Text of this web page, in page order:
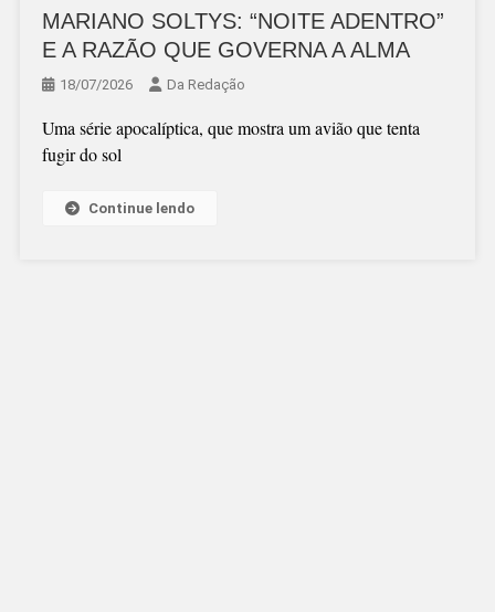
MARIANO SOLTYS: “NOITE ADENTRO”
E A RAZÃO QUE GOVERNA A ALMA
18/07/2026 Da Redação
Uma série apocalíptica, que mostra um avião que tenta
fugir do sol
Continue lendo